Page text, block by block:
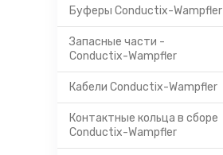
Буферы Conductix-Wampfler
Запасные части -
Conductix-Wampfler
Кабели Conductix-Wampfler
Контактные кольца в сборе
Conductix-Wampfler